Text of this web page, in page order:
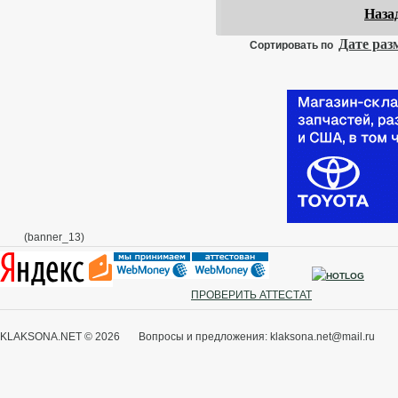
Сортировать по Дате
(banner_13)
ПРОВЕРИТЬ АТТЕСТАТ
KLAKSONA.NET © 2026 Вопросы и предложения: klaksona.net@mail.ru